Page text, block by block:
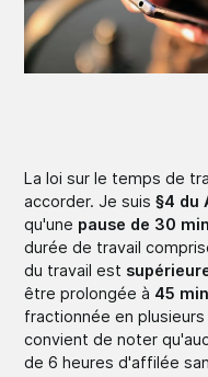
La loi sur le temps de
accorder. Je suis§4 du
qu'une pause de 30
durée de travail
du travail est
être prolongée à 45
fractionnée en
convient de noter
de 6 heures d'affilée